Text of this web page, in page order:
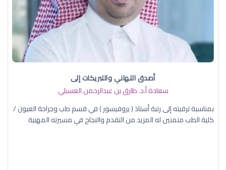
أصدق التهاني والتبريكات إلى
سعادة أ.د. ​طارق بن عبدالرحمن العسبلي
بمناسبة ترقيته إلى رتبة أستاذ ( بروفيسور ) في قسم طب وجراحة العيون /
كلية الطب متمنين له المزيد من التقدم والنجاح في مسيرته المهنية